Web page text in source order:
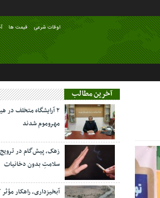
قیمت ها اوقات شرعی
آخرین مطالب
۲ آرایشگاه متخلف در
مهروموم شدند
زهک، پیش‌گام در
سلامتِ بدون دخانیات
آبخیزداری، راهکار